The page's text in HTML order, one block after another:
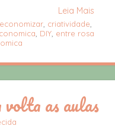
Leia Mais
criatividade
DIY entre rosa
as aulas